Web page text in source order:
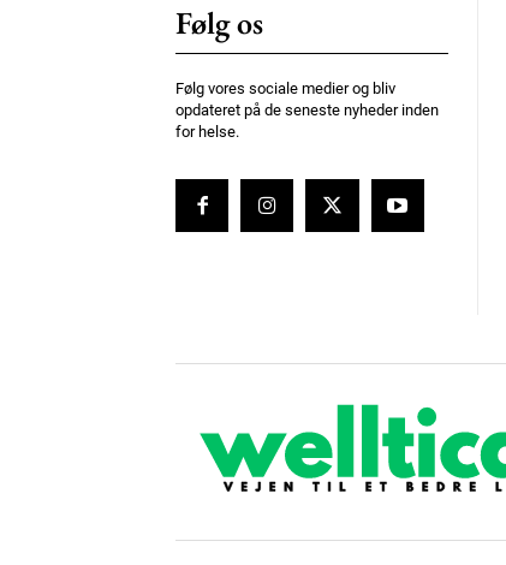
Følg os
Følg vores sociale medier og bliv
opdateret på de seneste nyheder inden
for helse.